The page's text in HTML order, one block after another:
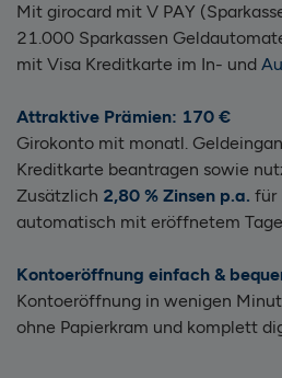
Mit girocard mit V PAY
21.000 Sparkassen
mit Visa Kreditkarte im In- und
Attraktive Prämien: 170 €
Girokonto mit monatl.
Kreditkarte beantragen sowie
Zusätzlich 2,80 % Zinsen p.a. für
automatisch mit eröffnetem
Kontoeröffnung einfach &
Kontoeröffnung in wenigen
ohne Papierkram und komplett